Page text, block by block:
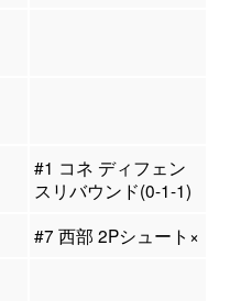
#1 コネ ディフェン
スリバウンド(0-1-1)
#7 西部 2Pシュート×